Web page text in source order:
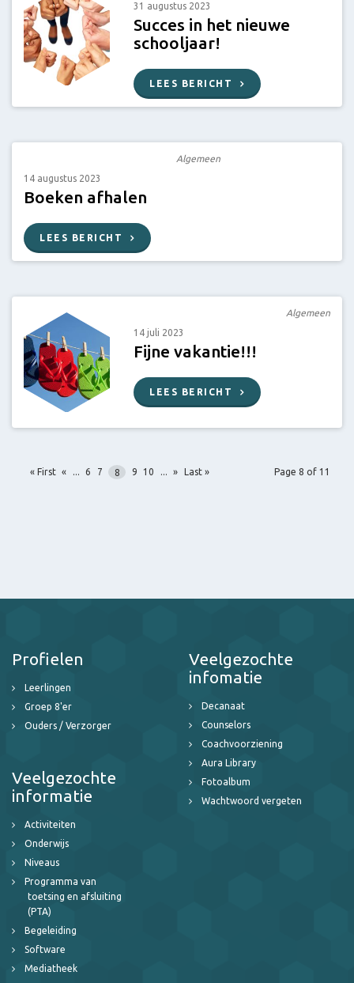
31 augustus 2023
Succes in het nieuwe
schooljaar!
LEES BERICHT
Algemeen
14 augustus 2023
Boeken afhalen
LEES BERICHT
Algemeen
14 juli 2023
Fijne vakantie!!!
LEES BERICHT
Page 8 of 11
« First « ... 6 7 8 9 10 ... » Last »
Profielen
Leerlingen
Groep 8'er
Ouders / Verzorger
Veelgezochte
informatie
Activiteiten
Onderwijs
Niveaus
Programma van
toetsing en afsluiting
(PTA)
Begeleiding
Software
Mediatheek
Veelgezochte
infomatie
Decanaat
Counselors
Coachvoorziening
Aura Library
Fotoalbum
Wachtwoord vergeten